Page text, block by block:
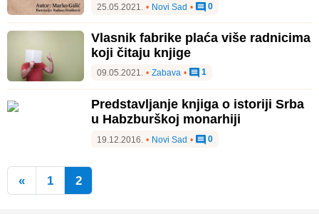
25.05.2021. • Novi Sad • 0
Vlasnik fabrike plaća više radnicima
koji čitaju knjige
09.05.2021. • Zabava • 1
Predstavljanje knjiga o istoriji Srba
u Habzburškoj monarhiji
19.12.2016. • Novi Sad • 0
« 1 2